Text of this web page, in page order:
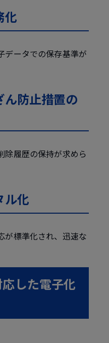
化
データでの保存基準が
防止措置の
除履歴の保持が求めら
ル化
が標準化され、迅速な
した電子化